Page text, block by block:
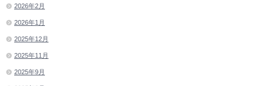
2026年2月
2026年1月
2025年12月
2025年11月
2025年9月